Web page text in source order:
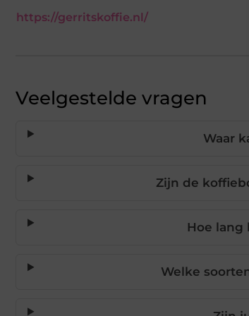
https://gerritskoffie.nl/
Veelgestelde vragen
Waar
Zijn de
Hoe lang
Welke